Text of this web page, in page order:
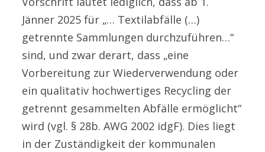
Jänner 2025 für „… Textilabfälle (…)
getrennte Sammlungen durchzuführen…“
sind, und zwar derart, dass „eine
Vorbereitung zur Wiederverwendung oder
ein qualitativ hochwertiges Recycling der
getrennt gesammelten Abfälle ermöglicht“
wird (vgl. § 28b. AWG 2002 idgF). Dies liegt
in der Zuständigkeit der kommunalen